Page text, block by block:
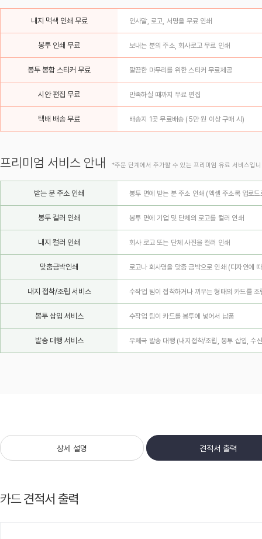
내지 먹색 인쇄 무료 인사말, 로고, 서명을 무료 인쇄
봉투 인쇄 무료 보내는 분의 주소, 회사로고 무료 인쇄
봉투 봉합 스티커 무료 깔끔한 마무리를 위한 스티커 무료제공
시안 편집 무료 만족하실 때까지 무료 편집
택배 배송 무료 배송지 1곳 무료배송 (5만 원 이상 구매 시)
프리미엄 서비스 안내 *주문 단계에서 추가할 수 있는 프리미엄 유료 서비스입
받는 분 주소 인쇄 봉투 면에 받는 분 주소 인쇄 (엑셀 주소록 업로
봉투 컬러 인쇄 봉투 면에 기업 및 단체의 로고를 컬러 인쇄
내지 컬러 인쇄 회사 로고 또는 단체 사진을 컬러 인쇄
맞춤금박인쇄 로고나 회사명을 맞춤 금박으로 인쇄 (디자인에
내지 접착/조립 서비스 수작업 팀이 접착하거나 끼우는 형태의 카드를 조
봉투 삽입 서비스 수작업 팀이 카드를 봉투에 넣어서 납품
발송 대행 서비스 우체국 발송 대행 (내지접착/조립, 봉투 삽입, 수
상세 설명 견적서 출력
카드견적서 출력